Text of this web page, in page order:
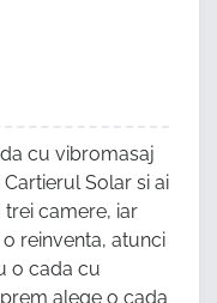
cu vibromasaj
Solar si ai
camere, iar
reinventa, atunci
o cada cu
alege o cada